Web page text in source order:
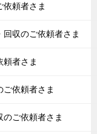
依頼者さま
回収のご依頼者さま
頼者さま
ご依頼者さま
のご依頼者さま